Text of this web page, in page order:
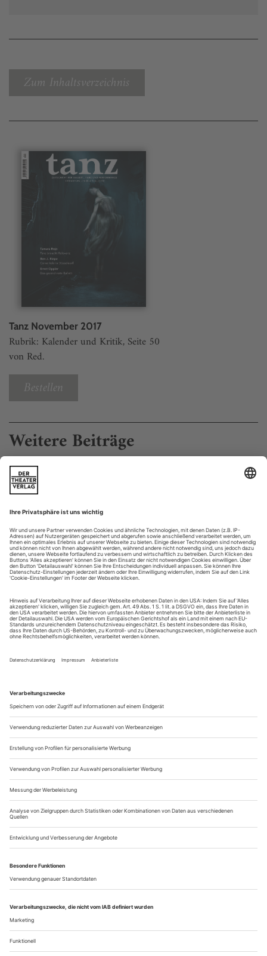
Zum Inhaltsverzeichnis
Tanz November 2017
Rubrik: Kalender und Kritik, Seite 50
von Red.
Bestellen
Weitere Beiträge
Die mittlere Generation
Die Ausbildung haben sie schon lange hinter sich, ihr internationaler
Erfolg steht noch immer aus. Weder unbekannt noch berühmt,
organisiert sich die Tanzfraktion in Brüssel neu – nach dem Vorbild
Berlin
Brüssel kommt nach Berlin. Das kann man so lesen: Erst
kommt Berlin, dann kommt Brüssel. Aber das stimmt nicht.
Keine zwei Städte in Europa liefern sich ein derart knappes
zeitgenössische Tanzkunst wie diese beiden Metropolen. Nun
stattet Brüssel einen offiziellen Besuch in Berlin ab. Neun
Künstler kommen an die Spree,...
Chris Dercon
Die Volksbühne Berlin werde unter der neuen künstlerischen
Leitung von Chris Dercon und Marietta Piekenbrock mehr
Tanz in ihre DNA aufnehmen. So versprach’s der Choreograf
Boris Charmatz und beglaubigte das selbst mit seiner
mehrteiligen Eröffnung auf der temporären Außenspielstätte
Tempelhof. Dreimal Tanz noch vor der ersten
Sprechtheaterpremiere: ein starkes...
Die Tür
Dass Theatertüren nach außen aufgehen, ist nicht
selbstverständlich. Für manche ist das gewöhnungsbedürftig,
gerade für solche, die selten in die Kirche oder in die Kneipe
gehen. Denn dort ist es auch so: Die Tür geht nach außen
auf. Wenn die vom Alkohol oder vom Weihrauch Berauschten
ins Freie stürzen, sollen sie nicht durch einen komplexen
Vorgang behindert...